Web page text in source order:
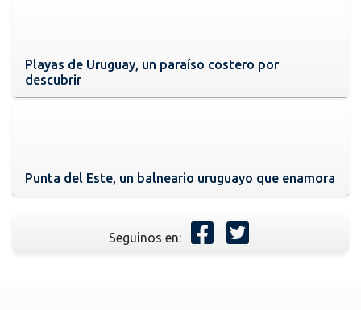
Playas de Uruguay, un paraíso costero por
descubrir
Punta del Este, un balneario uruguayo que enamora
Seguinos en: